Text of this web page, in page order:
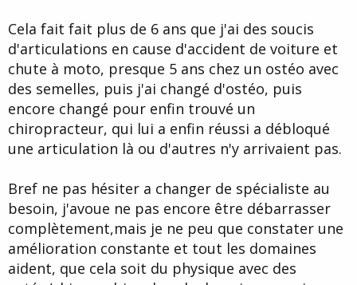
Cela fait fait plus de 6 ans que j'ai des soucis
d'articulations en cause d'accident de voiture et
chute à moto, presque 5 ans chez un ostéo avec
des semelles, puis j'ai changé d'ostéo, puis
encore changé pour enfin trouvé un
chiropracteur, qui lui a enfin réussi a débloqué
une articulation là ou d'autres n'y arrivaient pas.
Bref ne pas hésiter a changer de spécialiste au
besoin, j'avoue ne pas encore être débarrasser
complètement,mais je ne peu que constater une
amélioration constante et tout les domaines
aident, que cela soit du physique avec des